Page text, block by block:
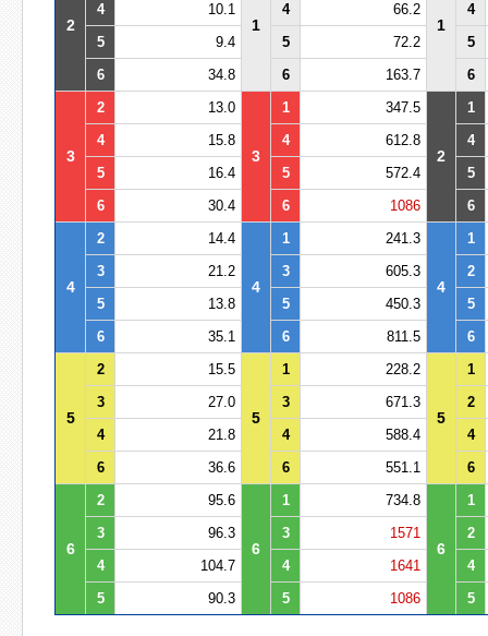
2 1 1
4
10.1 4 66.2
4
5
9.4 5 72.2
5
6
34.8 6 163.7 6
3
2 13.0
3
1 347.5
2
1
4
15.8 4 612.8
4
5
16.4 5 572.4
5
6
30.4 6 1086 6
4
2 14.4
4
1 241.3
4
1
3
21.2 3 605.3
2
5
13.8 5 450.3
5
6
35.1 6 811.5 6
5
2 15.5
5
1 228.2
5
1
3
27.0 3 671.3
2
4
21.8 4 588.4
4
6
36.6 6 551.1 6
6
2 95.6
6
1 734.8
6
1
3
96.3 3 1571
2
4
104.7 4 1641
4
5
90.3 5 1086 5